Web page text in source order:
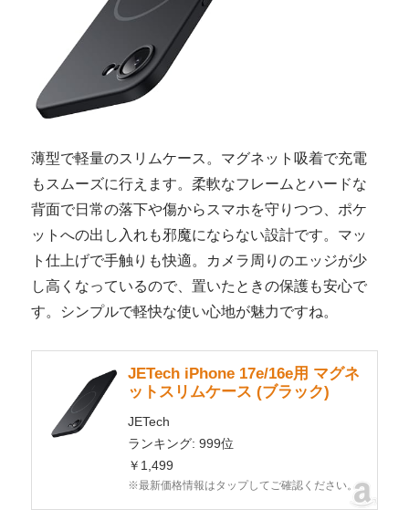
薄型で軽量のスリムケース。マグネット吸着で充電
もスムーズに行えます。柔軟なフレームとハードな
背面で日常の落下や傷からスマホを守りつつ、ポケ
ットへの出し入れも邪魔にならない設計です。マッ
ト仕上げで手触りも快適。カメラ周りのエッジが少
し高くなっているので、置いたときの保護も安心で
す。シンプルで軽快な使い心地が魅力ですね。
JETech iPhone 17e/16e用 マグネ
ットスリムケース (ブラック)
JETech
ランキング: 999位
￥1,499
※最新価格情報はタップしてご確認ください。